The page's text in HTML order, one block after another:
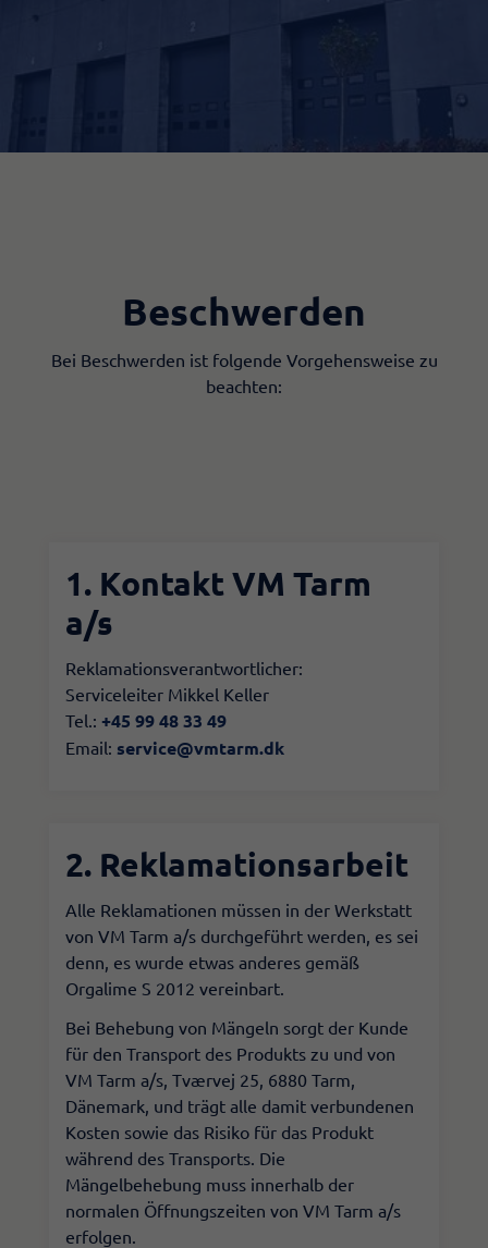
Beschwerden
​Bei Beschwerden ist folgende Vorgehensweise zu
beachten:
1. Kontakt VM Tarm
a/s
Reklamationsverantwortlicher:
Serviceleiter Mikkel Keller
Tel.: +45 99 48 33 49
Email: service@vmtarm.dk​
2. Reklamationsarbeit
Alle Reklamationen müssen in der Werkstatt
von VM Tarm a/s durchgeführt werden, es sei
denn, es wurde etwas anderes gemäß
Orgalime S 2012 vereinbart.
​Bei Behebung von Mängeln sorgt der Kunde
für den Transport des Produkts zu und von
VM Tarm a/s, Tværvej 25, 6880 Tarm,
Dänemark, und trägt alle damit verbundenen
Kosten sowie das Risiko für das Produkt
während des Transports. Die
Mängelbehebung muss innerhalb der
normalen Öffnungszeiten von VM Tarm a/s
erfolgen.